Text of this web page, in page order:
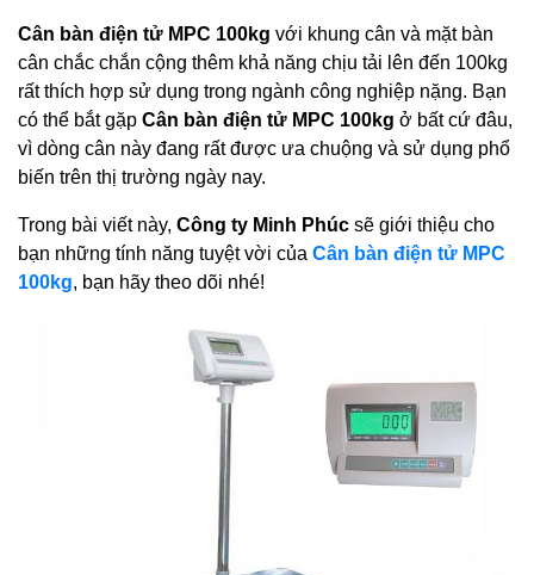
Cân bàn điện tử MPC 100kg với khung cân và mặt bàn
cân chắc chắn cộng thêm khả năng chịu tải lên đến 100kg
rất thích hợp sử dụng trong ngành công nghiệp nặng. Bạn
có thể bắt gặp Cân bàn điện tử MPC 100kg ở bất cứ đâu,
vì dòng cân này đang rất được ưa chuộng và sử dụng phổ
biến trên thị trường ngày nay.
Trong bài viết này, Công ty Minh Phúc sẽ giới thiệu cho
bạn những tính năng tuyệt vời của Cân bàn điện tử MPC
100kg, bạn hãy theo dõi nhé!